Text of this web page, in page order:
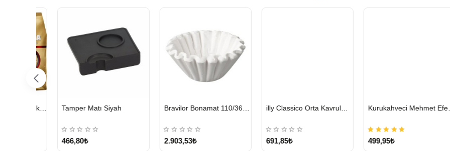
GÖNDERİ
illy Classico Orta Kavrulmuş Çekirdek Kahve 250 G
691,85₺
GÖNDERİ
Kurukahveci Mehmet Efendi Türk Kahvesi 500 G
499,95₺
GÖNDERİ
Motta Süt Potu Tulip Mavi 500 ml
1.276,80₺
GÖNDERİ
Lavazza Crema E Gusto Filtre Kahve 250 G X 4
1.328,15₺